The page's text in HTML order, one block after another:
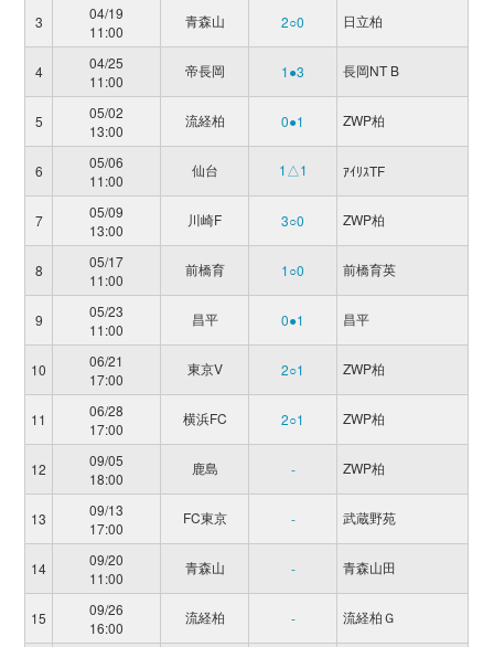
3
04/19
11:00
青森山 2○0 日立柏
4
04/25
11:00
帝長岡 1●3 長岡NT B
5
05/02
13:00
流経柏 0●1 ZWP柏
6
05/06
11:00
仙台 1△1 ｱｲﾘｽTF
7
05/09
13:00
川崎F 3○0 ZWP柏
8
05/17
11:00
前橋育 1○0 前橋育英
9
05/23
11:00
昌平 0●1 昌平
10
06/21
17:00
東京V 2○1 ZWP柏
11
06/28
17:00
横浜FC 2○1 ZWP柏
12
09/05
18:00
鹿島 - ZWP柏
13
09/13
17:00
FC東京 - 武蔵野苑
14
09/20
11:00
青森山 - 青森山田
15
09/26
16:00
流経柏 - 流経柏Ｇ